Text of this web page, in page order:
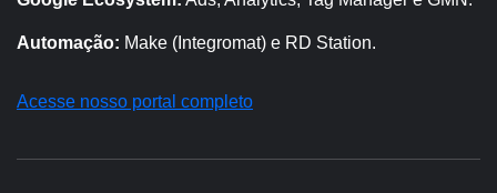
Automação: Make (Integromat) e RD Station.
Acesse nosso portal completo